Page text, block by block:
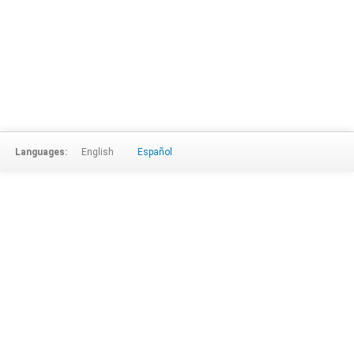
Languages: English Español